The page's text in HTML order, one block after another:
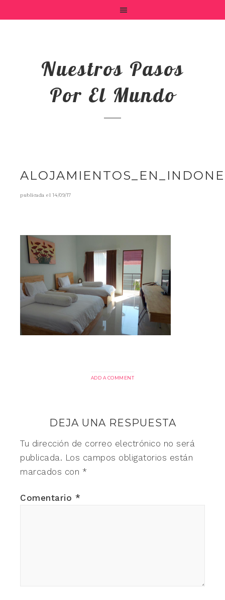
Nuestros Pasos
Por El Mundo
publicada el14/09/17
ADD A COMMENT
DEJA UNA RESPUESTA
Tu dirección de correo electrónico no será
publicada. Los campos obligatorios están
marcados con *
Comentario *